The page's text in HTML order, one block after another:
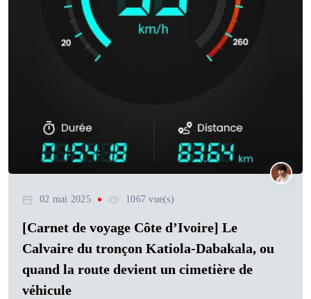
02 mai 2025 1067 vue(s)
[Carnet de voyage Côte d’Ivoire] Le
Calvaire du tronçon Katiola-Dabakala, ou
quand la route devient un cimetière de
véhicule